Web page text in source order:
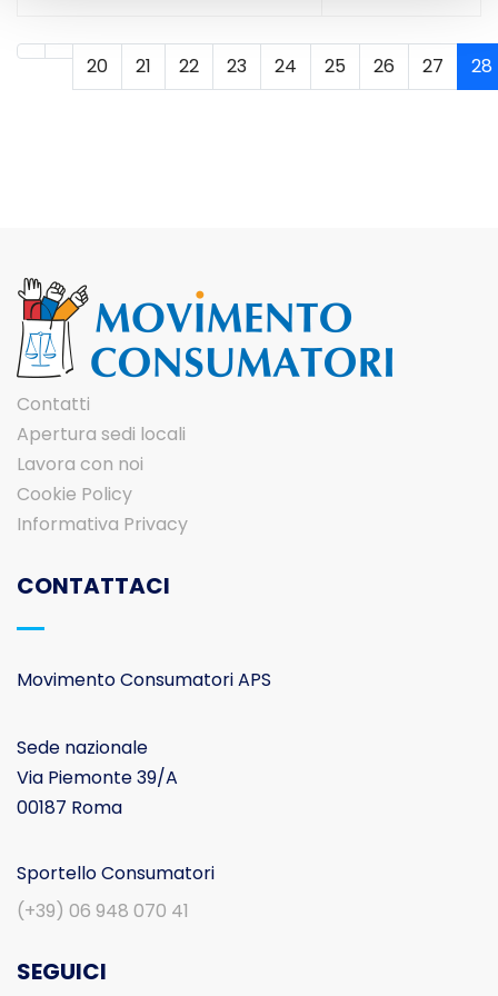
Pagina 28 di 29
20 21 22 23 24 25 26 27 28
Contatti
Apertura sedi locali
Lavora con noi
Cookie Policy
Informativa Privacy
CONTATTACI
Movimento Consumatori APS
Sede nazionale
Via Piemonte 39/A
00187 Roma
Sportello Consumatori
(+39) 06 948 070 41
SEGUICI